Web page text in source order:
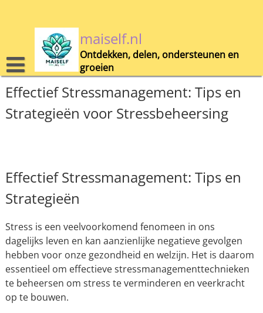
maiself.nl
Ontdekken, delen, ondersteunen en
groeien
Effectief Stressmanagement: Tips en
Strategieën voor Stressbeheersing
Effectief Stressmanagement: Tips en
Strategieën
Stress is een veelvoorkomend fenomeen in ons
dagelijks leven en kan aanzienlijke negatieve gevolgen
hebben voor onze gezondheid en welzijn. Het is daarom
essentieel om effectieve stressmanagementtechnieken
te beheersen om stress te verminderen en veerkracht
op te bouwen.